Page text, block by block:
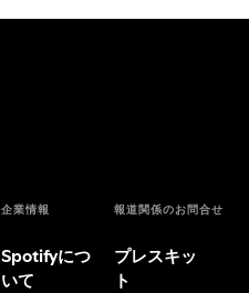
企業情報
Spotifyにつ
いて
報道関係のお問合せ
プレスキッ
ト